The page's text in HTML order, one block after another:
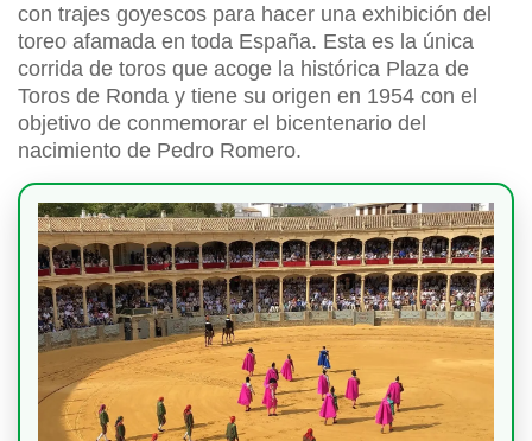
con trajes goyescos para hacer una exhibición del
toreo afamada en toda España. Esta es la única
corrida de toros que acoge la histórica Plaza de
Toros de Ronda y tiene su origen en 1954 con el
objetivo de conmemorar el bicentenario del
nacimiento de Pedro Romero.